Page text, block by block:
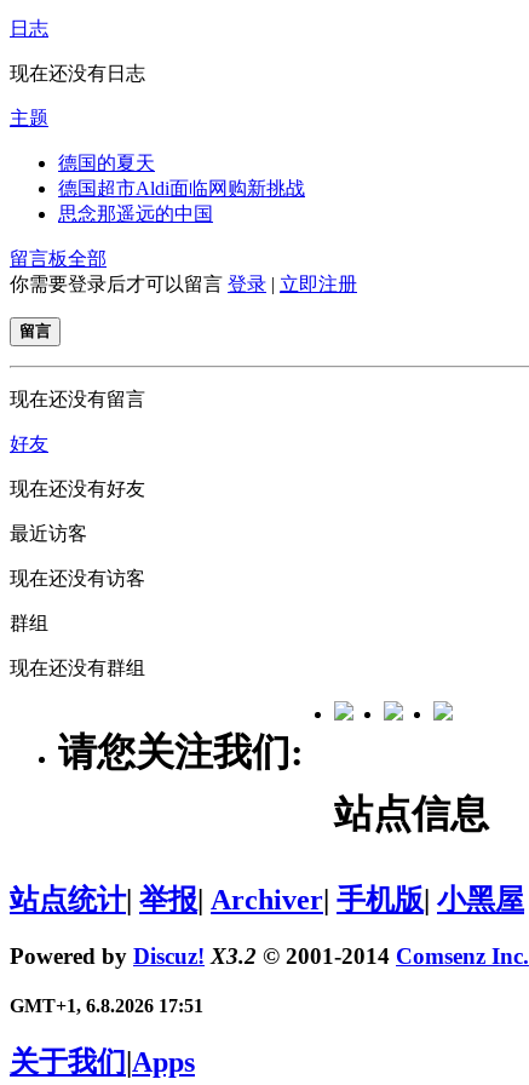
日志
现在还没有日志
主题
德国的夏天
德国超市Aldi面临网购新挑战
思念那遥远的中国
留言板全部
你需要登录后才可以留言 登录 | 立即注册
留言
现在还没有留言
好友
现在还没有好友
最近访客
现在还没有访客
群组
现在还没有群组
请您关注我们:
站点信息
站点统计| 举报| Archiver| 手机版| 小黑屋
Powered by Discuz! X3.2 © 2001-2014 Comsenz Inc.
GMT+1, 6.8.2026 17:51
关于我们|Apps